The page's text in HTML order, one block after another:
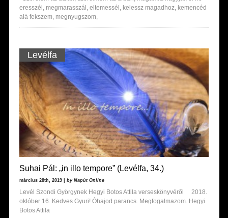
eresszél, megmarasszál, eltemessél, kelessz magadhoz, kemencéd
alá fekszem, megnyugszom,
Levélfa
Suhai Pál: „in illo tempore” (Levélfa, 34.)
március 28th, 2019 | by Napút Online
Levél Szondi Györgynek Hegyi Botos Attila verseskönyvéről 2018.
október 16. Kedves Gyuri! Óhajod parancs. Megfogalmazom. Hegyi
Botos Attila